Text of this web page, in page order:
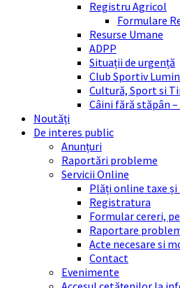
Registru Agricol
Formulare
Resurse Umane
ADPP
Situații de urgență
Club Sportiv
Cultură, Sport si
Câini fără stăpân –
Noutăți
De interes public
Anunțuri
Raportări probleme
Servicii Online
Plăți online taxe
Registratura
Formular cereri,
Raportare
Acte necesare si
Contact
Evenimente